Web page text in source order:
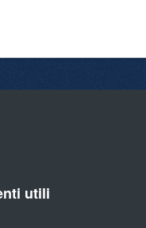
utili